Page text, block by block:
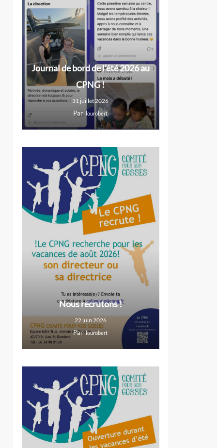
Journal de bord de l’été 2026 au
CPNG !
31 juillet 2026
Par lourobert
Nous recrutons !
22 juin 2026
Par lourobert